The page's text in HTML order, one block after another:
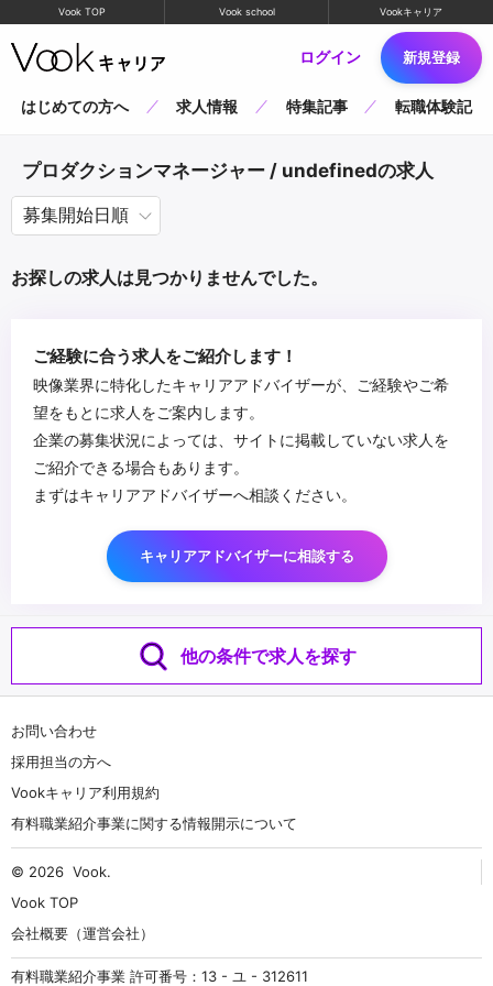
Vook TOP Vook school Vookキャリア
ログイン 新規登録
はじめての方へ 求人情報 特集記事 転職体験記
プロダクションマネージャー / undefinedの求人
お探しの求人は見つかりませんでした。
ご経験に合う求人をご紹介します！
映像業界に特化したキャリアアドバイザーが、ご経験やご希
望をもとに求人をご案内します。
企業の募集状況によっては、サイトに掲載していない求人を
ご紹介できる場合もあります。
まずはキャリアアドバイザーへ相談ください。
キャリアアドバイザーに相談する
他の条件で求人を探す
お問い合わせ
採用担当の方へ
Vookキャリア利用規約
有料職業紹介事業に関する情報開示について
© 2026 Vook.
Vook TOP
会社概要（運営会社）
有料職業紹介事業 許可番号：13 - ユ - 312611